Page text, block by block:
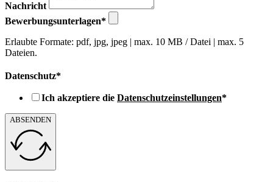
Nachricht
Bewerbungsunterlagen*
Erlaubte Formate: pdf, jpg, jpeg | max. 10 MB / Datei | max. 5
Dateien.
Datenschutz*
Ich akzeptiere die Datenschutzeinstellungen*
ABSENDEN